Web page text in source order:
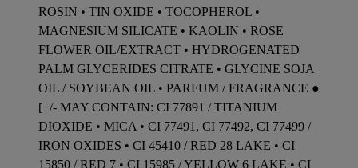
ROSIN • TIN OXIDE • TOCOPHEROL •
MAGNESIUM SILICATE • KAOLIN • ROSE
FLOWER OIL/EXTRACT • HYDROGENATED
PALM GLYCERIDES CITRATE • GLYCINE SOJA
OIL / SOYBEAN OIL • PARFUM / FRAGRANCE ●
[+/- MAY CONTAIN: CI 77891 / TITANIUM
DIOXIDE • MICA • CI 77491, CI 77492, CI 77499 /
IRON OXIDES • CI 45410 / RED 28 LAKE • CI
15850 / RED 7 • CI 15985 / YELLOW 6 LAKE • CI